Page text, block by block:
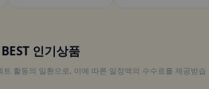
인기상품
활동의 일환으로, 이에 따른 일정액의 수수료를 제공받습